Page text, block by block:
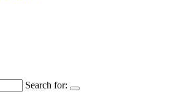
Search for: